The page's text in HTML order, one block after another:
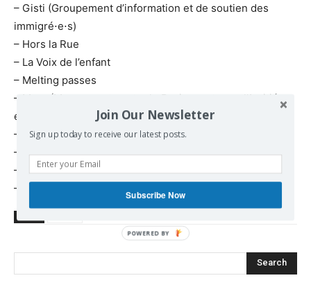
– Gisti (Groupement d’information et de soutien des
immigré⋅e⋅s)
– Hors la Rue
– La Voix de l’enfant
– Melting passes
– Mrap (Mouvement contre le Racisme et pour l’Amitié
entre les Peuples)
– Parcours d’Exil
– Resf (Réseau Éducation Sans Frontières)
– SUD Conseil départemental de Seine-Saint-Denis
– Utopia 56
Search
Join Our Newsletter
Sign up today to receive our latest posts.
Subscribe Now